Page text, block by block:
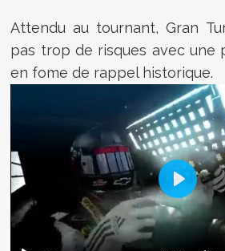
Attendu au tournant, Gran
pas trop de risques avec une
en fome de rappel historique.